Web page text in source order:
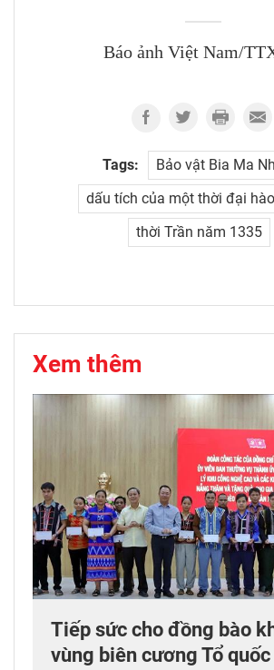
Báo ảnh Việt Nam/
Tags:
Bảo vật Bia Ma
dấu tích của một thời đại
thời Trần năm 1335
Xem thêm
Tiếp sức cho đồng bào
vùng biên cương Tổ quốc